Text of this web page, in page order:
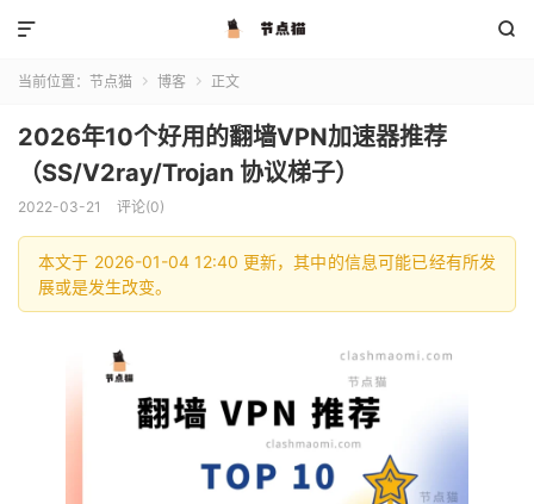


当前位置： 节点猫  博客  正文
2026年10个好用的翻墙VPN加速器推荐
（SS/V2ray/Trojan 协议梯子）
2022-03-21 评论(0)
本文于 2026-01-04 12:40 更新，其中的信息可能已经有所发
展或是发生改变。